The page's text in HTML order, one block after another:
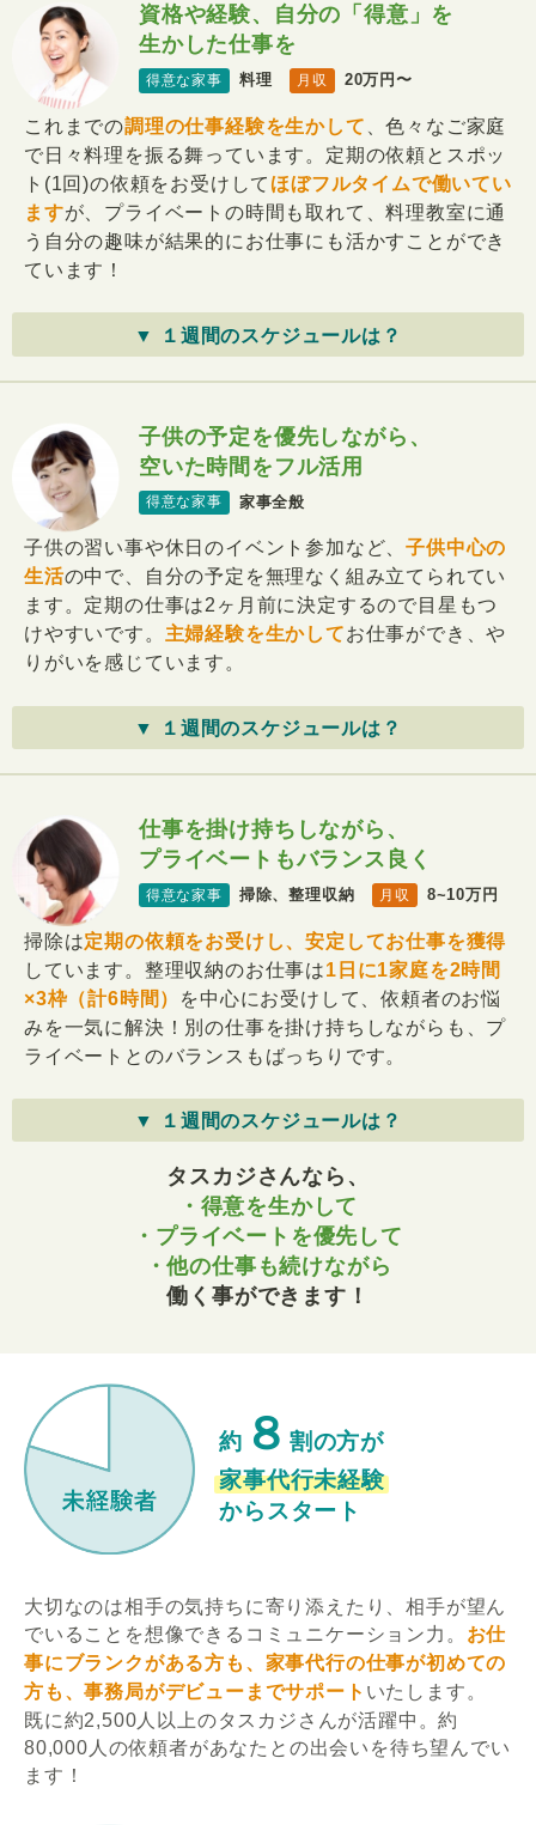
資格や経験、自分の「得意」を
生かした仕事を
得意な家事 料理 月収 20万円〜
これまでの調理の仕事経験を生かして 、色々なご家庭
で日々料理を振る舞っています。定期の依頼とスポッ
ト(1回)の依頼をお受けして ほぼフルタイムで働いてい
ますが、プライベートの時間も取れて、料理教室に通
う自分の趣味が結果的にお仕事にも活かすことができ
ています！
▼ １週間のスケジュールは？
子供の予定を優先しながら、
空いた時間をフル活用
得意な家事 家事全般
子供の習い事や休日のイベント参加など、子供中心の
生活の中で、自分の予定を無理なく組み立てられてい
ます。定期の仕事は2ヶ月前に決定するので目星もつ
けやすいです。 主婦経験を生かしてお仕事ができ、や
りがいを感じています。
▼ １週間のスケジュールは？
仕事を掛け持ちしながら、
プライベートもバランス良く
得意な家事 掃除、整理収納 月収 8~10万円
掃除は定期の依頼をお受けし、安定してお仕事を獲得
しています。整理収納のお仕事は1日に1家庭を2時間
×3枠（計6時間）
を中心にお受けして、依頼者のお悩
みを一気に解決！別の仕事を掛け持ちしながらも、プ
ライベートとのバランスもばっちりです。
▼ １週間のスケジュールは？
タスカジさんなら、
・得意を生かして
・プライベートを優先して
・他の仕事も続けながら
働く事ができます！
約 ８ 割の方が
家事代行未経験
からスタート
大切なのは相手の気持ちに寄り添えたり、相手が望ん
でいることを想像できるコミュニケーション力。 お仕
事にブランクがある方も、家事代行の仕事が初めての
方も、事務局がデビューまでサポート いたします。
既に約2,500人以上のタスカジさんが活躍中。約
80,000人の依頼者があなたとの出会いを待ち望んでい
ます！